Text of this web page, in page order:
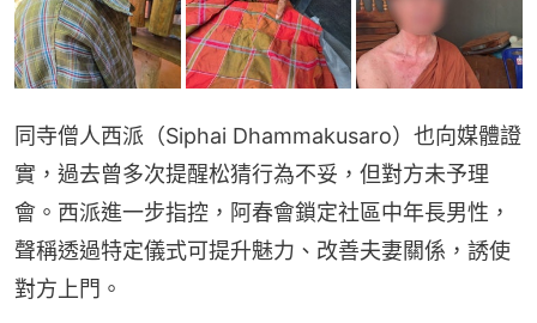
同寺僧人西派（Siphai Dhammakusaro）也向媒體證
實，過去曾多次提醒松猜行為不妥，但對方未予理
會。西派進一步指控，阿春會鎖定社區中年長男性，
聲稱透過特定儀式可提升魅力、改善夫妻關係，誘使
對方上門。